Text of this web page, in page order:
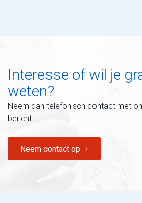
Interesse of wil je
weten?
Neem dan telefonisch contact met
bericht.
Neem contact op